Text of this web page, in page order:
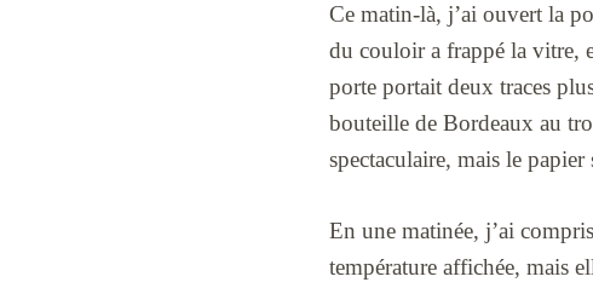
Ce matin-là, j’ai ouvert la
du couloir a frappé la vitre,
porte portait deux traces
bouteille de Bordeaux au
spectaculaire, mais le papier
En une matinée, j’ai
température affichée, mais